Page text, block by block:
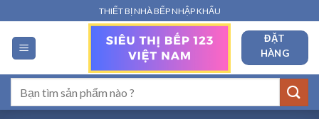
qua
nội
dung
THIẾT BỊ NHÀ BẾP NHẬP KHẨU
ĐẶT
HÀNG
kiếm: